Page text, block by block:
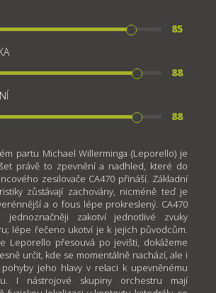
85
88
88
partu Michael Willerminga (Leporello) je
právě to zpevnění a nadhled, které do
zesilovače CA470 přináší. Základní
zůstávají zachovány, nicméně teď je
a o fous lépe prokreslený. CA470
jednoznačněji zakotví jednotlivé zvuky
lépe řečeno ukotví je k jejich původcům.
Leporello přesouvá po jevišti, dokážeme
určit, kde se momentálně nachází, ale i
pohyby jeho hlavy v relaci k upevněnému
I nástrojové skupiny orchestru mají